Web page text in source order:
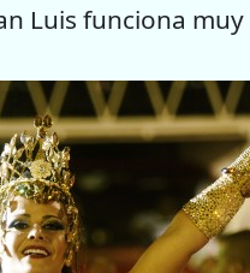
Luis funciona muy